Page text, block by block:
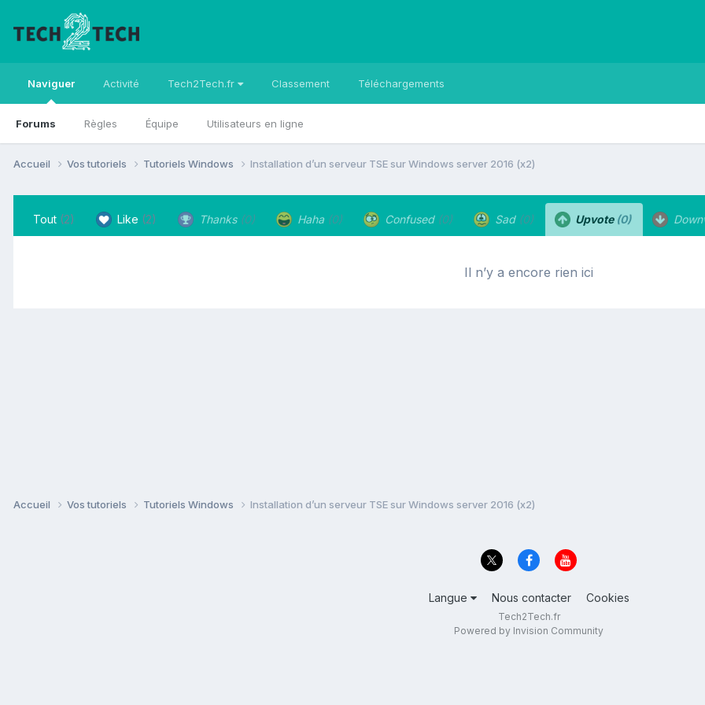
Naviguer
Forums Règles Équipe Utilisateurs en ligne
Activité Tech2Tech.fr Classement Téléchargements
Accueil Vos tutoriels Tutoriels Windows Installation d’un serveur TSE sur Windows server 2016 (x2)
Tout (2) Like (2) Thanks (0) Haha (0) Confused (0) Sad (0) Upvote (0)
Il n’y a encore rien ici
Accueil Vos tutoriels Tutoriels Windows Installation d’un serveur TSE sur Windows server 2016 (x2)
Langue Nous contacter Cookies
Tech2Tech.fr
Powered by Invision Community